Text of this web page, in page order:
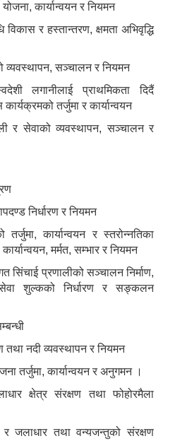
कार्यान्वयन र नियमन
विकास र हस्तान्तरण, क्षमता अभिवृद्धि
व्यवस्थापन, सञ्चालन र नियमन
लगानीलाई प्राथमिकता दिदैं
तर्जुमा र कार्यान्वयन
र सेवाको व्यवस्थापन, सञ्चालन र
निर्धारण र नियमन
कार्यान्वयन र स्तरोन्नतिका
मर्मत, सम्भार र नियमन
सिंचाई प्रणालीको सञ्चालन निर्माण,
शुल्कको निर्धारण र सङ्कलन
तथा नदी व्यवस्थापन र नियमन
तर्जुमा, कार्यान्वयन र अनुगमन ।
क्षेत्र संरक्षण तथा फोहोरमैला
जलाधार तथा वन्यजन्तुको संरक्षण